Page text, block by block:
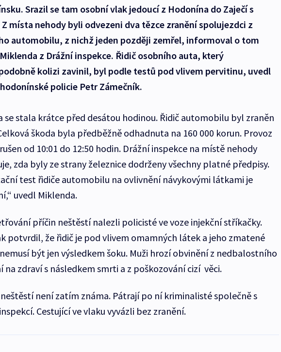
Srazil se tam osobní vlak jedoucí z Hodonína do Zaječí s
místa nehody byli odvezeni dva tězce zranění spolujezdci z
automobilu, z nichž jeden později zemřel, informoval o tom
z Drážní inspekce. Řidič osobního auta, který
kolizi zavinil, byl podle testů pod vlivem pervitinu, uvedl
policie Petr Zámečník.
se stala krátce před desátou hodinou. Řidič automobilu byl zraněn
škoda byla předběžně odhadnuta na 160 000 korun. Provoz
od 10:01 do 12:50 hodin. Drážní inspekce na místě nehody
zda byly ze strany železnice dodrženy všechny platné předpisy.
test řidiče automobilu na ovlivnění návykovými látkami je
uvedl Miklenda.
příčin neštěstí nalezli policisté ve voze injekční stříkačky.
potvrdil, že řidič je pod vlivem omamných látek a jeho zmatené
být jen výsledkem šoku. Muži hrozí obvinění z nedbalostního
na zdraví s následkem smrti a z poškozování cizí věci.
není zatím známa. Pátrají po ní kriminalisté společně s
Cestující ve vlaku vyvázli bez zranění.